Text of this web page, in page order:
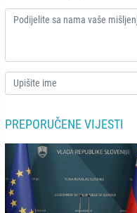
PREPORUČENE VIJESTI